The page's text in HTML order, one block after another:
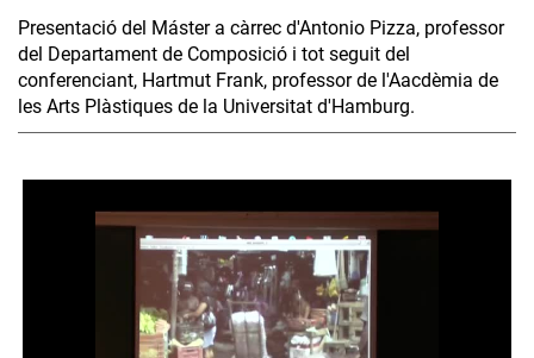
Presentació del Máster a càrrec d'Antonio Pizza, professor
del Departament de Composició i tot seguit del
conferenciant, Hartmut Frank, professor de l'Aacdèmia de
les Arts Plàstiques de la Universitat d'Hamburg.